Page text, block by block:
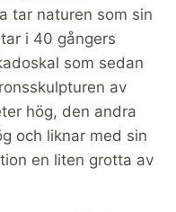
tar naturen som sin
i 40 gångers
som sedan
av
hög, den andra
och liknar med sin
en liten grotta av